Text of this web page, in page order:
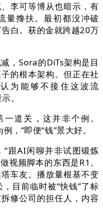
李可等博从也暗示，有
量搀扶。最初都没冲破
白。获的金就跨越20万
Sora的DiTs架构是目
的根本架构。但正在社
为能够不接住这波流
。
道关，这并非个例。
，”即便“钱”景大好。
AI闲聊并非试图锻炼
视频脚本的东西是R1。
车友。播放量根基不变
目前临时被“快钱”了标
修公司的担任人，内容